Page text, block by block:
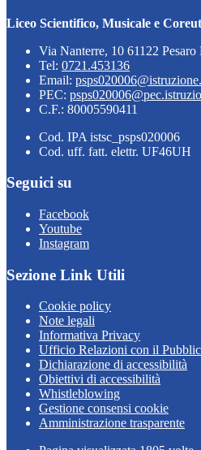
Liceo Scientifico, Musicale e
Via Nanterre, 10 61122 Pesaro
Tel: 0721.453136
Email:
PEC:
C.F.: 80005590411
Cod. IPA istsc_psps020006
Cod. uff. fatt. elettr. UF46UH
Seguici su
Facebook
Youtube
Instagram
Sezione Link Utili
Cookie policy
Note legali
Informativa Privacy
Ufficio Relazioni con il
Dichiarazione di accessibilità
Obiettivi di accessibilità
Whistleblowing
Gestione consensi cookie
Amministrazione trasparente